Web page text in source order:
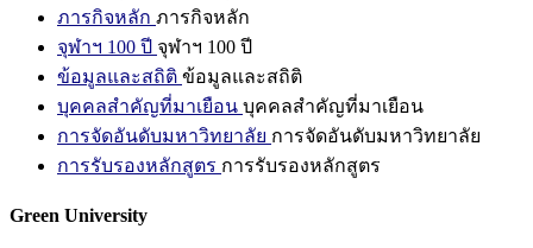
ภารกิจหลัก ภารกิจหลัก
จุฬาฯ 100 ปี จุฬาฯ 100 ปี
ข้อมูลและสถิติ ข้อมูลและสถิติ
บุคคลสำคัญที่มาเยือน บุคคลสำคัญที่มาเยือน
การจัดอันดับมหาวิทยาลัย การจัดอันดับมหาวิทยาลัย
การรับรองหลักสูตร การรับรองหลักสูตร
Green University